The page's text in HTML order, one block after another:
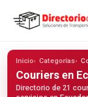
Inicio Categorías
Couriers en
Directorio de 21